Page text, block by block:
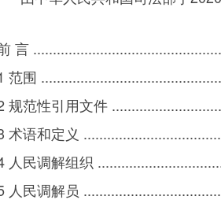
言
范围
规范性引用文件
术语和定义
人民调解组织
人民调解员